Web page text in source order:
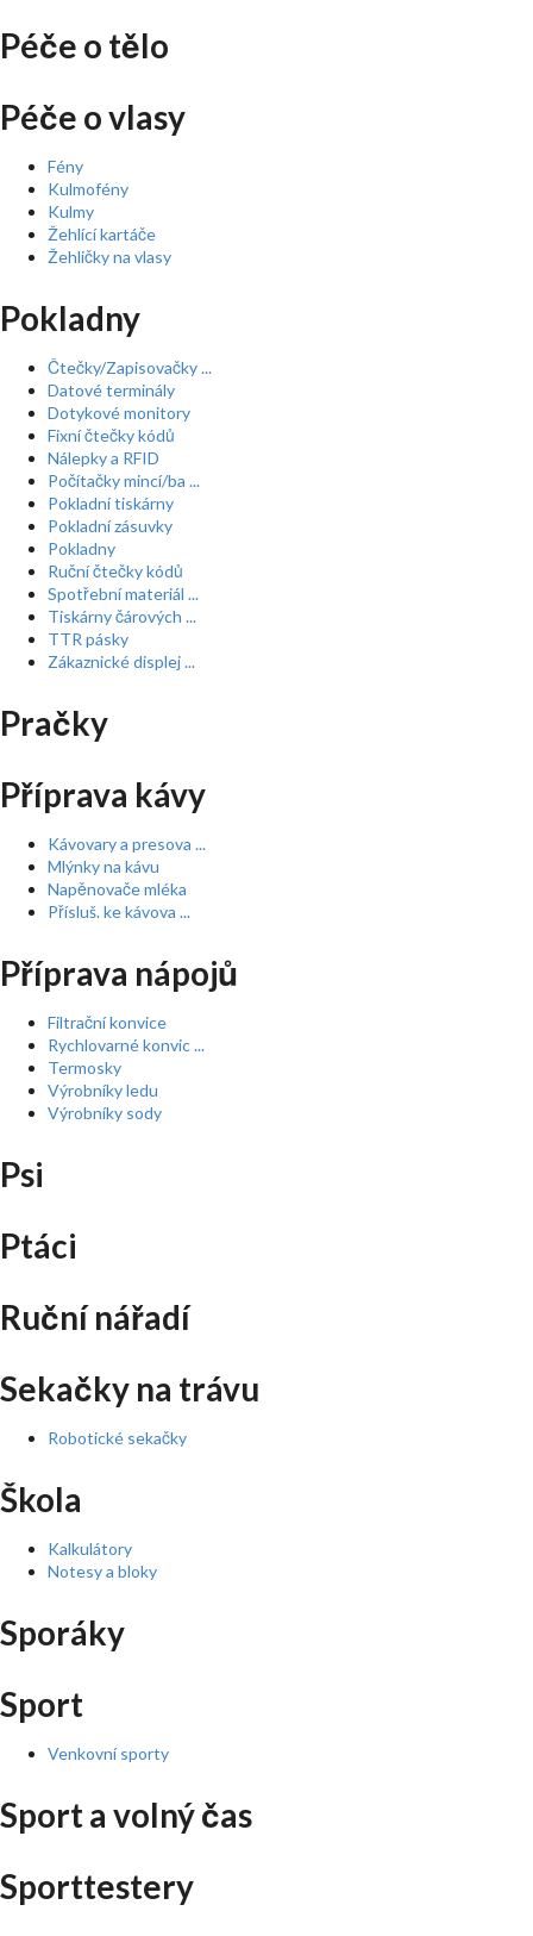
Péče o tělo
Péče o vlasy
Fény
Kulmofény
Kulmy
Žehlící kartáče
Žehličky na vlasy
Pokladny
Čtečky/Zapisovačky ...
Datové terminály
Dotykové monitory
Fixní čtečky kódů
Nálepky a RFID
Počítačky mincí/ba ...
Pokladní tiskárny
Pokladní zásuvky
Pokladny
Ruční čtečky kódů
Spotřební materiál ...
Tiskárny čárových ...
TTR pásky
Zákaznické displej ...
Pračky
Příprava kávy
Kávovary a presova ...
Mlýnky na kávu
Napěnovače mléka
Přísluš. ke kávova ...
Příprava nápojů
Filtrační konvice
Rychlovarné konvic ...
Termosky
Výrobníky ledu
Výrobníky sody
Psi
Ptáci
Ruční nářadí
Sekačky na trávu
Robotické sekačky
Škola
Kalkulátory
Notesy a bloky
Sporáky
Sport
Venkovní sporty
Sport a volný čas
Sporttestery